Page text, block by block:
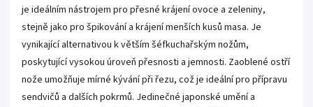
je ideálním nástrojem pro přesné krájení ovoce a zeleniny,
stejně jako pro špikování a krájení menších kusů masa. Je
vynikající alternativou k větším šéfkuchařským nožům,
poskytující vysokou úroveň přesnosti a jemnosti. Zaoblené ostří
nože umožňuje mírné kývání při řezu, což je ideální pro přípravu
sendvičů a dalších pokrmů. Jedinečné japonské umění a